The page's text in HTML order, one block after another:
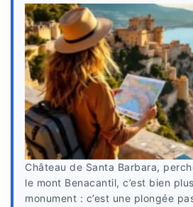
Château de Santa Barbara,
le mont Benacantil, c’est bien
monument : c’est une plongée